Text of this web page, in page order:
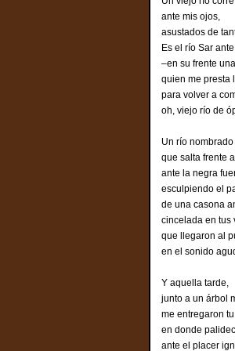
ante mis ojos,
asustados de
Es el río Sar
–en su frente
quien me presta
para volver a
oh, viejo río de
Un río
que salta frente
ante la negra
esculpiendo el
de una casona
cincelada en tus
que llegaron al
en el sonido
Y aquella tarde,
junto a un árbol
me entregaron
en donde
ante el placer